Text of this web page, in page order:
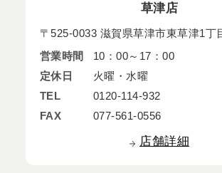
草津店
〒525-0033 滋賀県草津市東草津1丁
営業時間
10：00～17：00
定休日
火曜・水曜
TEL
0120-114-932
FAX
077-561-0556
店舗詳細